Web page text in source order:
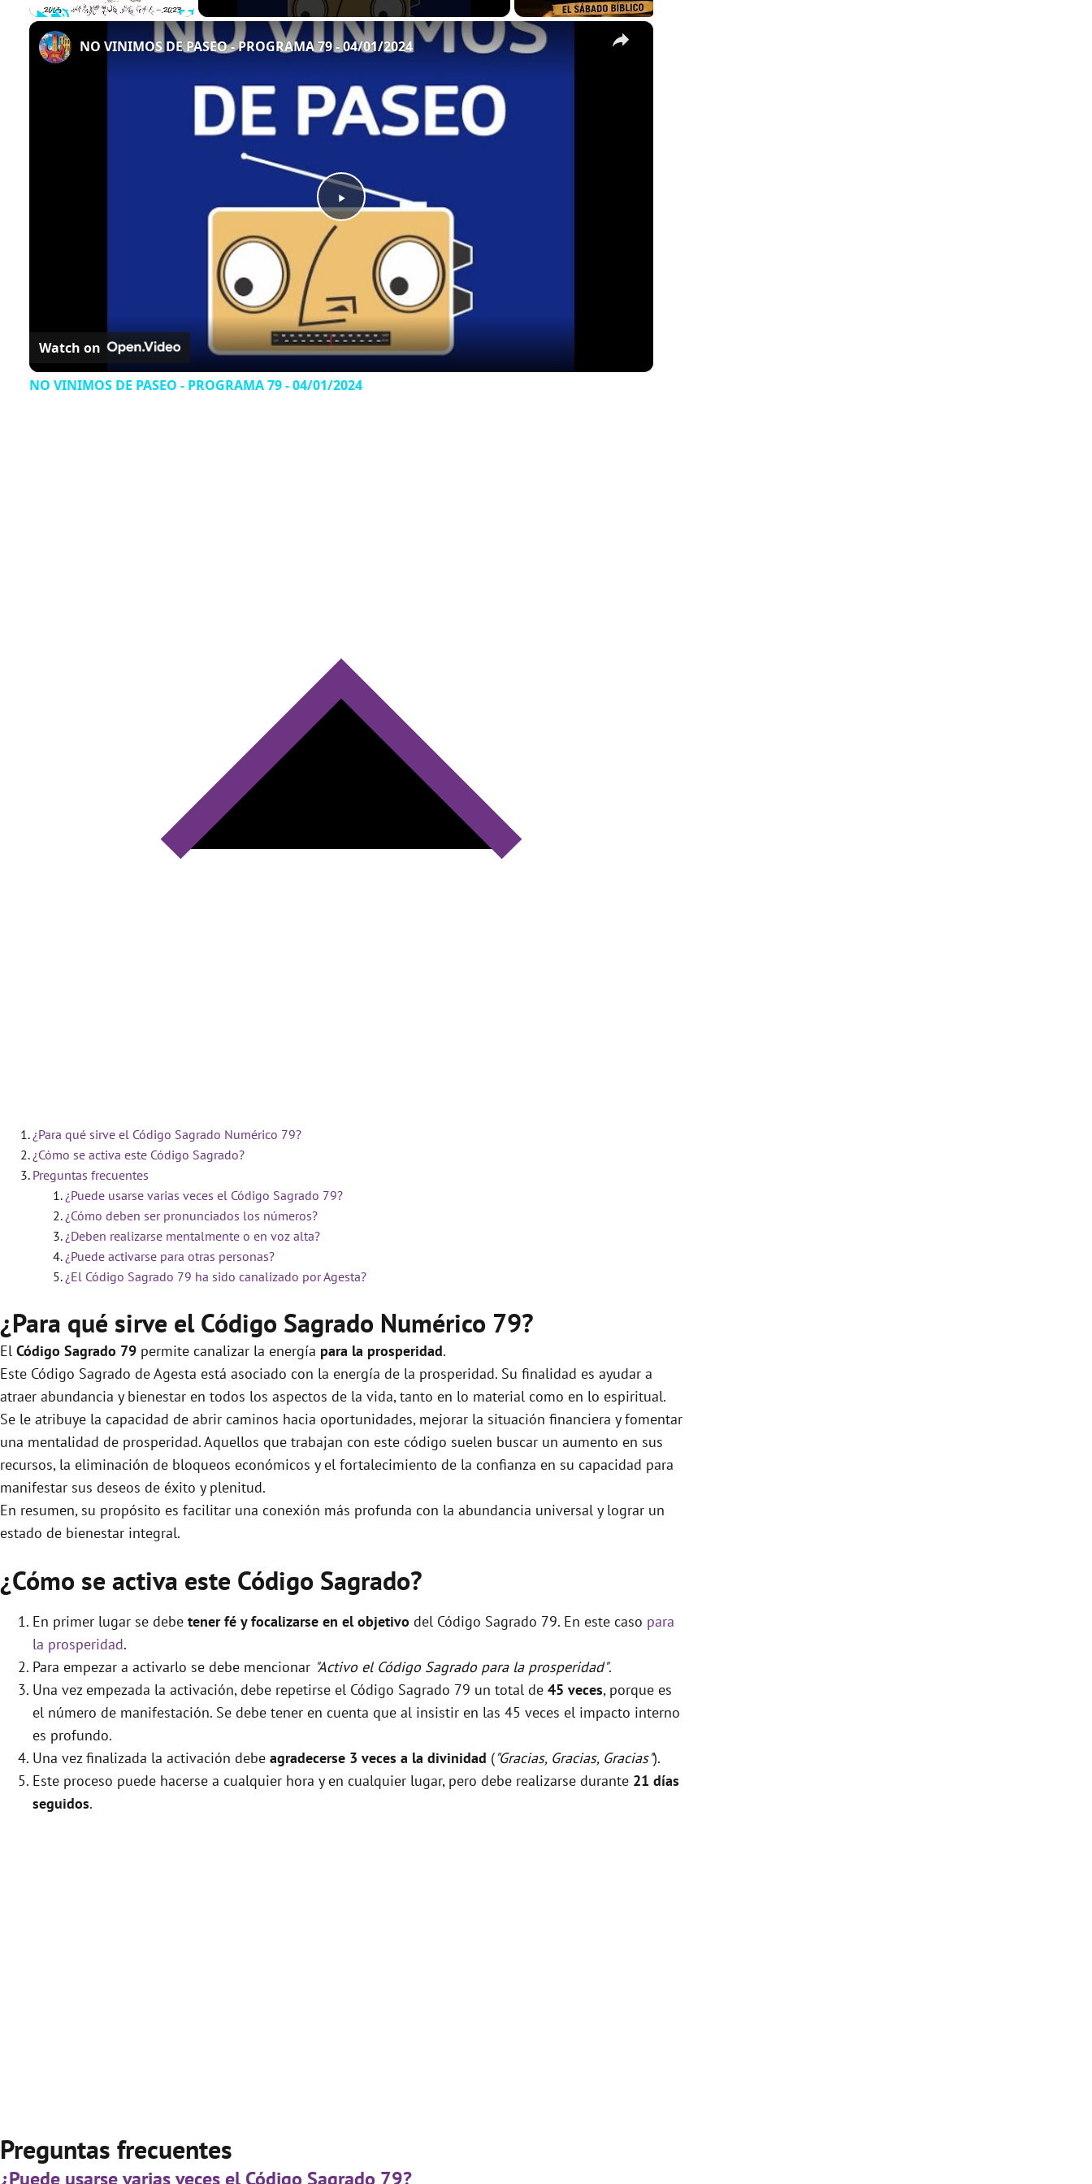
PlayUnmute Fullscreen ×
Play
NO VINIMOS DE PASEO - PROGRAMA 79 - 04/01/2024
Watch on
NO VINIMOS DE PASEO - PROGRAMA 79 - 04/01/2024
¿Para qué sirve el Código Sagrado Numérico 79?
¿Cómo se activa este Código Sagrado?
Preguntas frecuentes
¿Puede usarse varias veces el Código Sagrado 79?
¿Cómo deben ser pronunciados los números?
¿Deben realizarse mentalmente o en voz alta?
¿Puede activarse para otras personas?
¿El Código Sagrado 79 ha sido canalizado por Agesta?
¿Para qué sirve el Código Sagrado Numérico 79?
El Código Sagrado 79 permite canalizar la energía para la prosperidad.
Este Código Sagrado de Agesta está asociado con la energía de la prosperidad. Su finalidad es ayudar a
atraer abundancia y bienestar en todos los aspectos de la vida, tanto en lo material como en lo espiritual.
Se le atribuye la capacidad de abrir caminos hacia oportunidades, mejorar la situación financiera y fomentar
una mentalidad de prosperidad. Aquellos que trabajan con este código suelen buscar un aumento en sus
recursos, la eliminación de bloqueos económicos y el fortalecimiento de la confianza en su capacidad para
manifestar sus deseos de éxito y plenitud.
En resumen, su propósito es facilitar una conexión más profunda con la abundancia universal y lograr un
estado de bienestar integral.
¿Cómo se activa este Código Sagrado?
En primer lugar se debe tener fé y focalizarse en el objetivo del Código Sagrado 79. En este caso para
la prosperidad.
Para empezar a activarlo se debe mencionar "Activo el Código Sagrado para la prosperidad".
Una vez empezada la activación, debe repetirse el Código Sagrado 79 un total de 45 veces, porque es
el número de manifestación. Se debe tener en cuenta que al insistir en las 45 veces el impacto interno
es profundo.
Una vez finalizada la activación debe agradecerse 3 veces a la divinidad ("Gracias, Gracias, Gracias").
Este proceso puede hacerse a cualquier hora y en cualquier lugar, pero debe realizarse durante 21 días
seguidos.
Preguntas frecuentes
¿Puede usarse varias veces el Código Sagrado 79?